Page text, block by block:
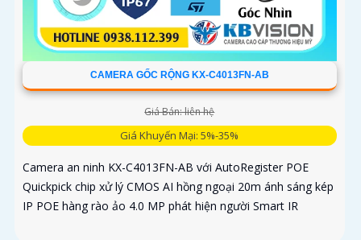
CAMERA GỐC RỘNG KX-C4013FN-AB
Giá Bán: liên hệ
Giá Khuyến Mại: 5%-35%
Camera an ninh KX-C4013FN-AB với AutoRegister POE
Quickpick chip xử lý CMOS AI hồng ngoại 20m ánh sáng kép
IP POE hàng rào ảo 4.0 MP phát hiện người Smart IR